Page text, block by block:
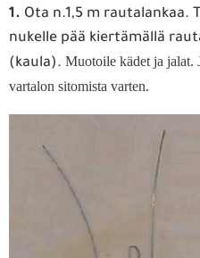
1. Ota n.1,5 m rautalankaa.
nukelle pää kiertämällä
(kaula). Muotoile kädet ja jalat.
vartalon sitomista varten.